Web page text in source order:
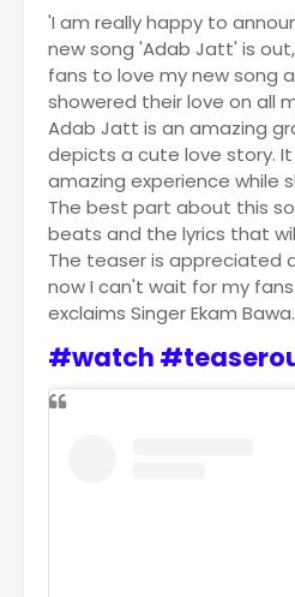
'I am really happy to
new song 'Adab Jatt' is
fans to love my new song
showered their love on all
Adab Jatt is an amazing
depicts a cute love story. It
amazing experience while
The best part about this
beats and the lyrics that
The teaser is appreciated
now I can't wait for my
exclaims Singer Ekam Bawa.
#watch